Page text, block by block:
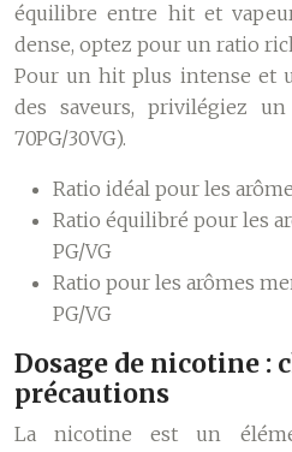
équilibre entre hit et
dense, optez pour un ratio
Pour un hit plus intense et
des saveurs, privilégiez
70PG/30VG).
Ratio idéal pour les
Ratio équilibré pour les
PG/VG
Ratio pour les arômes
PG/VG
Dosage de nicotine :
précautions
La nicotine est un